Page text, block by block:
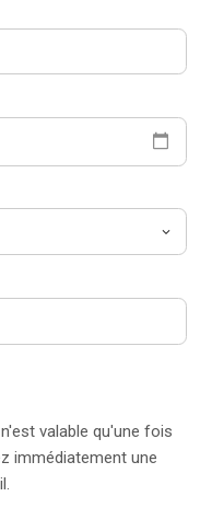
valable qu'une fois
immédiatement une